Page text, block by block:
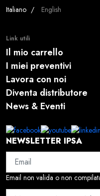
NEWSLETTER IPSA
Email non valida o non
Seleziona la tua lingua
Italiano English
Link utili
Il mio carrello
I miei preventivi
Lavora con noi
Diventa distributore
News & Eventi